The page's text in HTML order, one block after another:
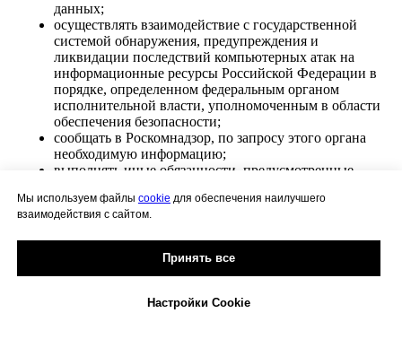
данных;
осуществлять взаимодействие с государственной
системой обнаружения, предупреждения и
ликвидации последствий компьютерных атак на
информационные ресурсы Российской Федерации в
порядке, определенном федеральным органом
исполнительной власти, уполномоченным в области
обеспечения безопасности;
сообщать в Роскомнадзор, по запросу этого органа
необходимую информацию;
выполнять иные обязанности, предусмотренные
прекратить обработку и уничтожить персональные
данные в случаях:
данных или в случае утраты необходимости в
достижении цели (целей) обработки персональных
ФЗ или иными применимыми нормативными
Мы используем файлы cookie для обеспечения наилучшего
взаимодействия с сайтом.
Принять все
Настройки Cookie